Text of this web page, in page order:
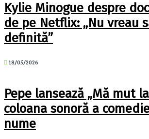
Kylie Minogue despre
de pe Netflix: „Nu vreau
definită”
18/05/2026
Pepe lansează „Mă mut
coloana sonoră a
nume